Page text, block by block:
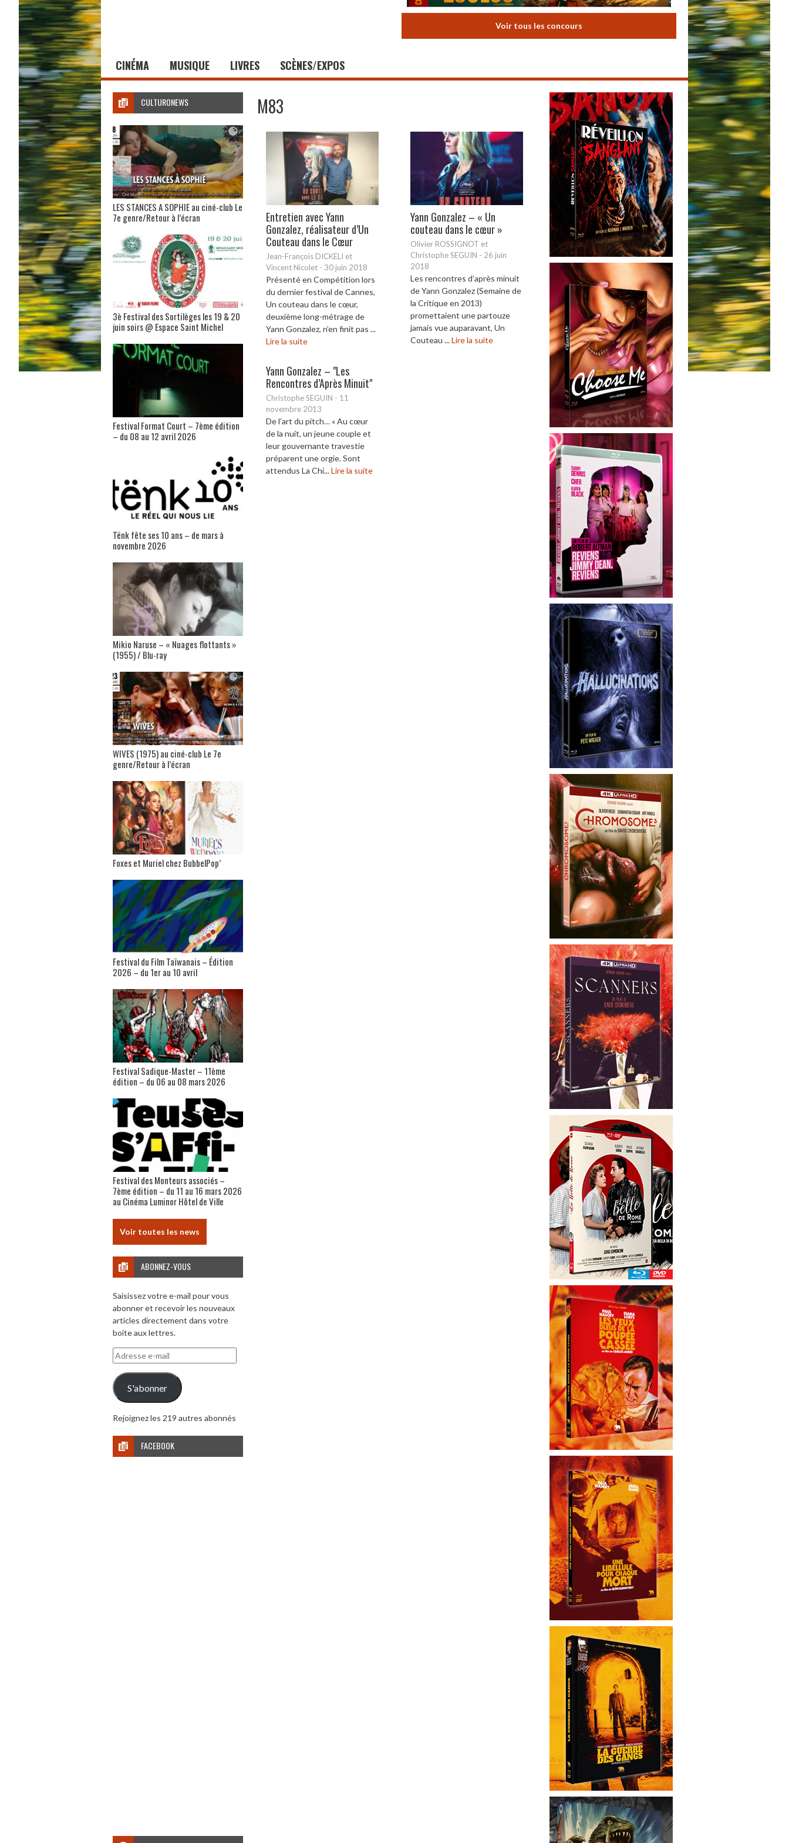
Voir tous les concours
CINÉMA MUSIQUE LIVRES SCÈNES/EXPOS
M83
Entretien avec Yann
Gonzalez, réalisateur d’Un
Couteau dans le Cœur
Jean-François DICKELI et
Vincent Nicolet - 30 juin 2018
Présenté en Compétition lors
du dernier festival de Cannes,
Un couteau dans le cœur,
deuxième long-métrage de
Yann Gonzalez, n’en finit pas ...
Lire la suite
Yann Gonzalez – « Un
couteau dans le cœur »
Olivier ROSSIGNOT et
Christophe SEGUIN - 26 juin
2018
Les rencontres d’après minuit
de Yann Gonzalez (Semaine de
la Critique en 2013)
promettaient une partouze
jamais vue auparavant, Un
Couteau ...Lire la suite
Yann Gonzalez – "Les
Rencontres d’Après Minuit"
Christophe SEGUIN - 11
novembre 2013
De l’art du pitch… « Au cœur
de la nuit, un jeune couple et
leur gouvernante travestie
préparent une orgie. Sont
attendus La Chi...Lire la suite
CULTURONEWS
LES STANCES A SOPHIE au ciné-club Le
7e genre/Retour à l’écran
3è Festival des Sortilèges les 19 & 20
juin soirs @ Espace Saint Michel
Festival Format Court – 7ème édition
– du 08 au 12 avril 2026
Tënk fête ses 10 ans – de mars à
novembre 2026
Mikio Naruse – « Nuages flottants »
(1955) / Blu-ray
WIVES (1975) au ciné-club Le 7e
genre/Retour à l’écran
Foxes et Muriel chez BubbelPop’
Festival du Film Taïwanais – Édition
2026 – du 1er au 10 avril
Festival Sadique-Master – 11ème
édition – du 06 au 08 mars 2026
Festival des Monteurs associés –
7ème édition – du 11 au 16 mars 2026
au Cinéma Luminor Hôtel de Ville
Voir toutes les news
ABONNEZ-VOUS
Saisissez votre e-mail pour vous
abonner et recevoir les nouveaux
articles directement dans votre
boite aux lettres.
Adresse
e-
mail
S'abonner
Rejoignez les 219 autres abonnés
FACEBOOK